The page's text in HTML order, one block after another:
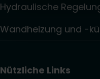
Hydraulische
Wandheizung und -
Nützliche Links